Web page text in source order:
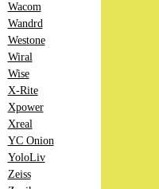
Wacom
Wandrd
Westone
Wiral
Wise
X-Rite
Xpower
Xreal
YC Onion
YoloLiv
Zeiss